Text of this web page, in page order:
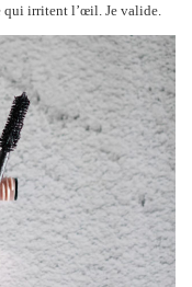
qui irritent l’œil. Je valide.